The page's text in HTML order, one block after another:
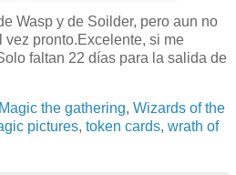
Wasp y de Soilder, pero aun no
vez pronto.Excelente, si me
faltan 22 días para la salida de
Magic the gathering, Wizards of the
pictures, token cards, wrath of